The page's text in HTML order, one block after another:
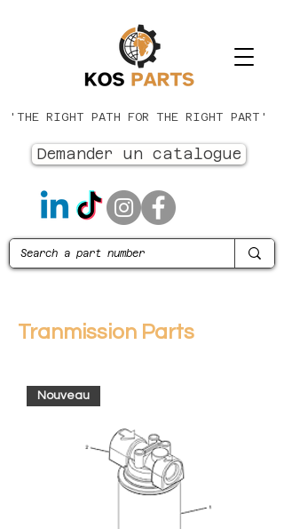
'THE RIGHT PATH FOR THE RIGHT PART'
Demander un catalogue
Tranmission Parts
Nouveau